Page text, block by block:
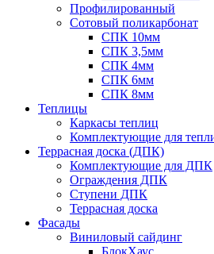
Профилированный
Сотовый поликарбонат
СПК 10мм
СПК 3,5мм
СПК 4мм
СПК 6мм
СПК 8мм
Теплицы
Каркасы теплиц
Комплектующие для
Террасная доска (ДПК)
Комплектующие для ДПК
Ограждения ДПК
Ступени ДПК
Террасная доска
Фасады
Виниловый сайдинг
БлокХаус